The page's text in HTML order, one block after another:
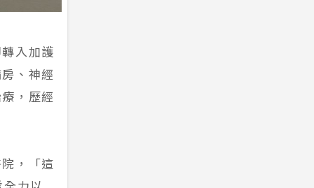
入加護
、神經
，歷經
，「這